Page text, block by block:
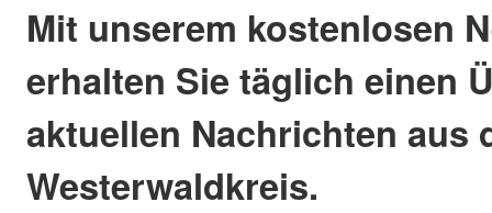
Mit unserem kostenlosen
erhalten Sie täglich einen
aktuellen Nachrichten aus
Westerwaldkreis.